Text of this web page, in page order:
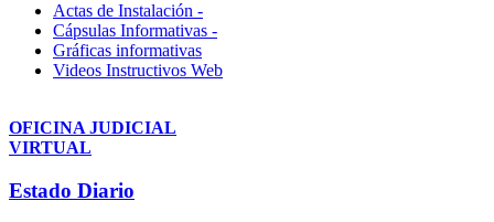
Actas de Instalación -
Cápsulas Informativas -
Gráficas informativas
Videos Instructivos Web
OFICINA JUDICIAL
VIRTUAL
Estado Diario